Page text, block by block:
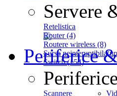
Servere
Retelistica
Router (4)
Routere wireless (8)
Sursa
Switch (154)
Periferice
Scannere